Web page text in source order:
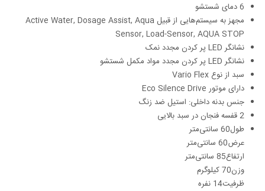
6 دمای شستشو
مجهز به سیستم‌هایی از قبیل Active Water, Dosage Assist, Aqua
Sensor, Load-Sensor, AQUA STOP
نشانگر LED پر کردن مجدد نمک
نشانگر LED پر کردن مجدد مواد مکمل شستشو
سبد از نوع Vario Flex
دارای موتور Eco Silence Drive
جنس بدنه داخلی: استیل ضد زنگ
2 قفسه فنجان در سبد بالایی
طول60 سانتی‌متر
عرض60 سانتی‌متر
ارتفاع85 سانتی‌متر
وزن70 کیلوگرم
ظرفیت14 نفره